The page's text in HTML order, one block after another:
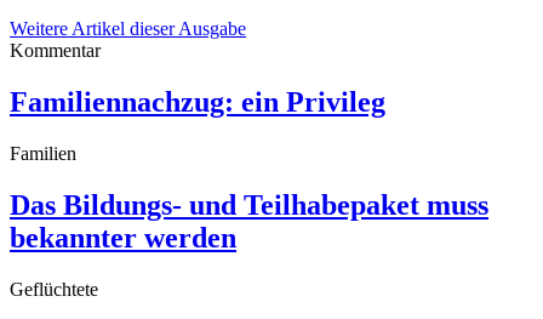
Weitere Artikel dieser Ausgabe
Kommentar
Familiennachzug: ein Privileg
Familien
Das Bildungs- und Teilhabepaket muss
bekannter werden
Geflüchtete